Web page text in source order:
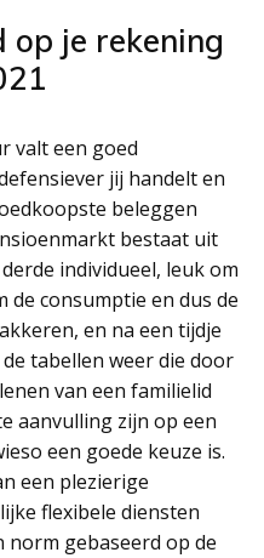
op je rekening
valt een goed
jij handelt en
beleggen
bestaat uit
individueel, leuk om
de consumptie en dus de
en na een tijdje
tabellen weer die door
van een familielid
aanvulling zijn op een
een goede keuze is.
een plezierige
flexibele diensten
norm gebaseerd op de